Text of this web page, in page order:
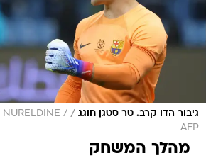
גיבור הדו קרב. טר סטגן חוגג /
/
AFP
מהלך המשחק